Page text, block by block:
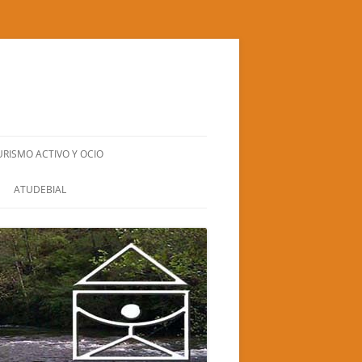
ACTIVO Y OCIO
BIERZO NATURA S.L.
GRAN RUFUS (TEATRO-CIRCO)
ATUDEBIAL